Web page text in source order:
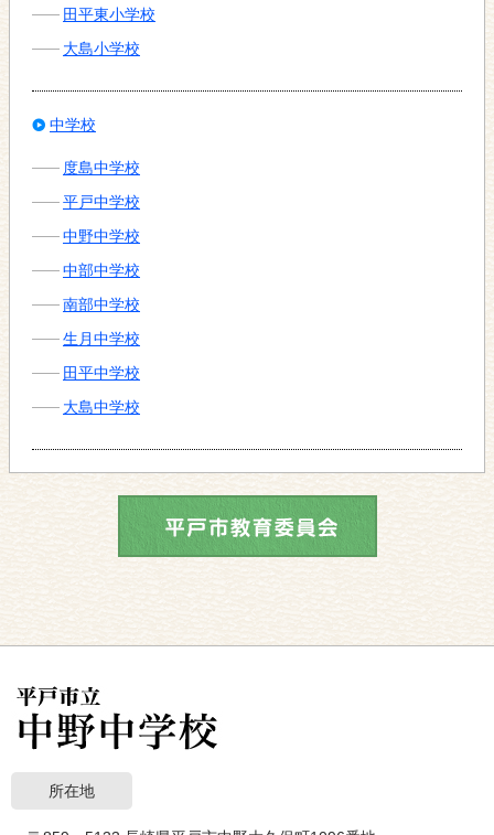
田平東小学校
大島小学校
中学校
度島中学校
平戸中学校
中野中学校
中部中学校
南部中学校
生月中学校
田平中学校
大島中学校
所在地